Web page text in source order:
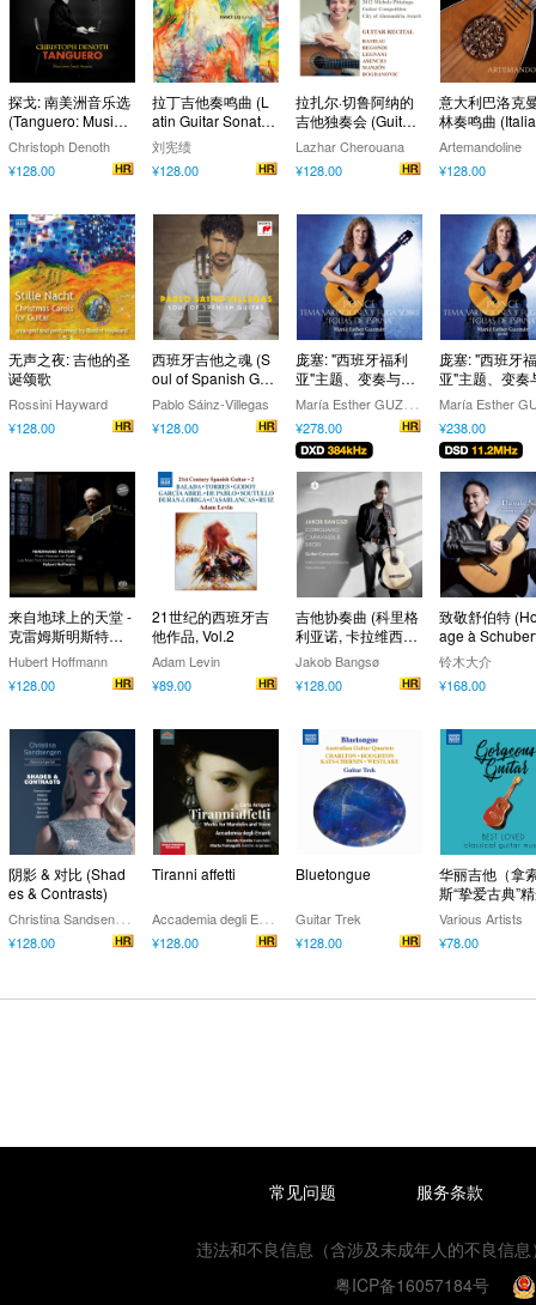
探戈: 南美洲音乐选
(Tanguero: Music fr
om South America)
Christoph Denoth
¥128.00
拉丁吉他奏鸣曲 (L
atin Guitar Sonata
s）
刘宪绩
¥128.00
拉扎尔·切鲁阿纳的
吉他独奏会 (Guitar
Recital: Lazhar Ch
erouana)
Lazhar Cherouana
¥128.00
意大利巴洛克
林奏鸣曲
aroque
onatas)
Artemandoline
¥128.00
无声之夜: 吉他的圣
诞颂歌
Rossini Hayward
¥128.00
西班牙吉他之魂 (S
oul of Spanish Guit
ar)
Pablo Sáinz-Villegas
¥128.00
庞塞: "西班牙福利
亚"主题、变奏与赋
格 (玛丽亚•埃斯特•
古兹曼) (384kHz D
XD)
M
aría Esther GUZMÁN
¥278.00
庞塞: "西班牙
亚"主题、变奏
格 (玛丽亚•埃
古兹曼)
DSD)
¥238.00
来自地球上的天堂 -
克雷姆斯明斯特修
道院图书馆的鲁特
琴音乐
Hubert Hoffmann
¥128.00
21世纪的西班牙吉
他作品, Vol.2
Adam Levin
¥89.00
吉他协奏曲 (科里格
利亚诺, 卡拉维西利
斯 & 西格尔 )
Jakob Bangsø
¥128.00
致敬舒伯特
age à
铃木大介
¥168.00
阴影 & 对比 (Shad
es & Contrasts)
C
hristina Sandsengen
¥128.00
Tiranni affetti
A
ccademia degli Erranti,Davide Ferella,Marta Fumagalli,Claudia Poz,Barbara Altobello,Diego Cantalupi,Gabriele Levi
¥128.00
Bluetongue
Guitar Trek
¥128.00
华丽吉他（拿
斯“挚爱古典”
Various Artists
¥78.00
常见问题 服务条款
违法和不良信息（含涉及未成年人的不良信
粤ICP备16057184号